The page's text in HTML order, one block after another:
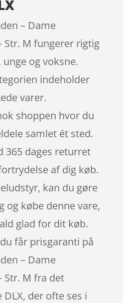
– Dame
Str. M fungerer rigtig
og voksne.
indeholder
varer.
shoppen hvor du
samlet ét sted.
365 dages returret
af dig køb.
kan du gøre
og købe denne vare,
glad for dit køb.
får prisgaranti på
– Dame
Str. M fra det
der ofte ses i